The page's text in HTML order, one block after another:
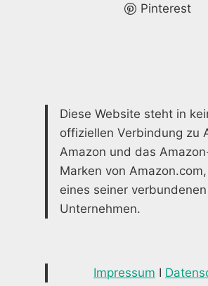
Pinterest
Diese Website steht in
offiziellen Verbindung zu
Amazon und das
Marken von
eines seiner verbundenen
Unternehmen.
Impressum I